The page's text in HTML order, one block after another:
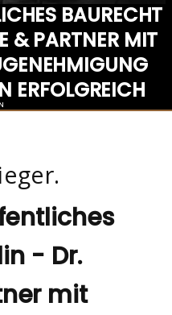
BAURECHT
& PARTNER MIT
ERFOLGREICH
- Dr.
mit